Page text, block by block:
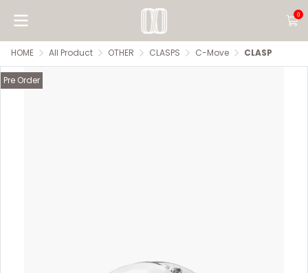
0
HOME All Product OTHER CLASPS C-Move CLASP
Pre Order